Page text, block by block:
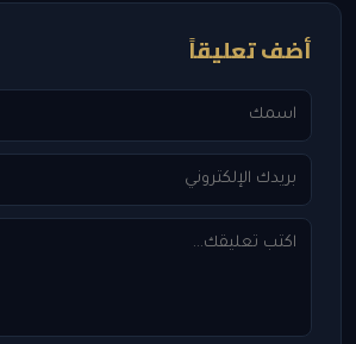
أضف تعليقاً